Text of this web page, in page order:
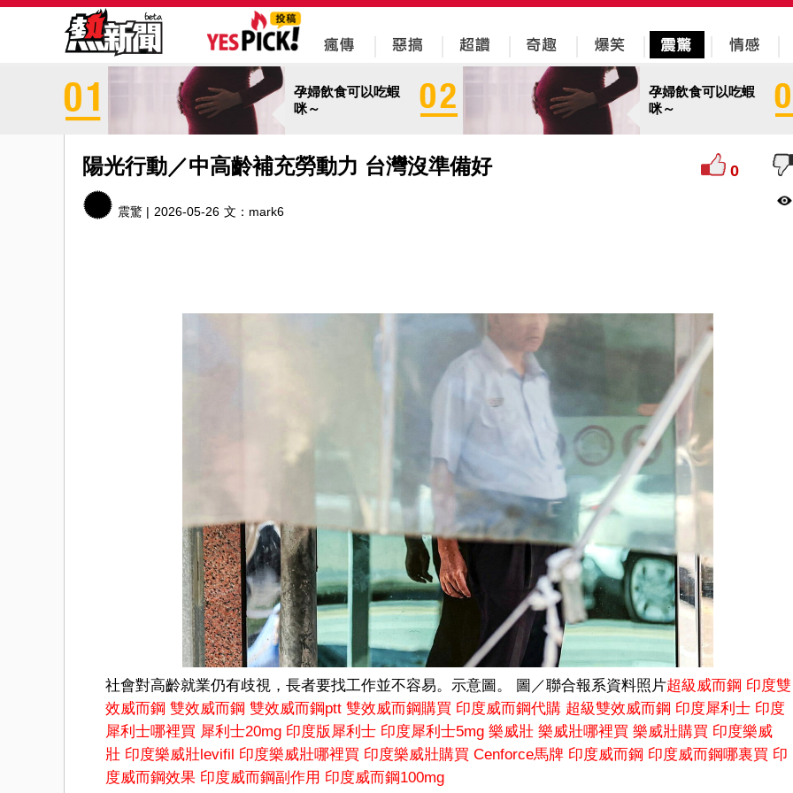
孕婦飲食可以吃蝦
咪～
孕婦飲食可以吃蝦
咪～
陽光行動／中高齡補充勞動力 台灣沒準備好 0
震驚 | 2026-05-26 文： mark6
社會對高齡就業仍有歧視，長者要找工作並不容易。示意圖。 圖／聯合報系資料照片超級威而鋼 印度雙
效威而鋼 雙效威而鋼 雙效威而鋼ptt 雙效威而鋼購買 印度威而鋼代購 超級雙效威而鋼 印度犀利士 印度
犀利士哪裡買 犀利士20mg 印度版犀利士 印度犀利士5mg 樂威壯 樂威壯哪裡買 樂威壯購買 印度樂威
壯 印度樂威壯levifil 印度樂威壯哪裡買 印度樂威壯購買 Cenforce馬牌 印度威而鋼 印度威而鋼哪裏買 印
度威而鋼效果 印度威而鋼副作用 印度威而鋼100mg